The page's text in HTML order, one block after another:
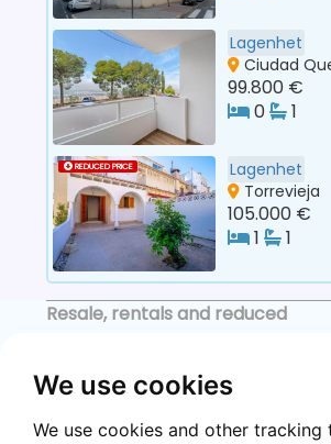
We use cookies
We use cookies and other
Lagenhet
Ciudad
99.800 €
0
1
REDUCED PRICE
Lagenhet
Torrevieja
105.000 €
1
1
Resale, rentals and reduced
Reduced price
Rentals